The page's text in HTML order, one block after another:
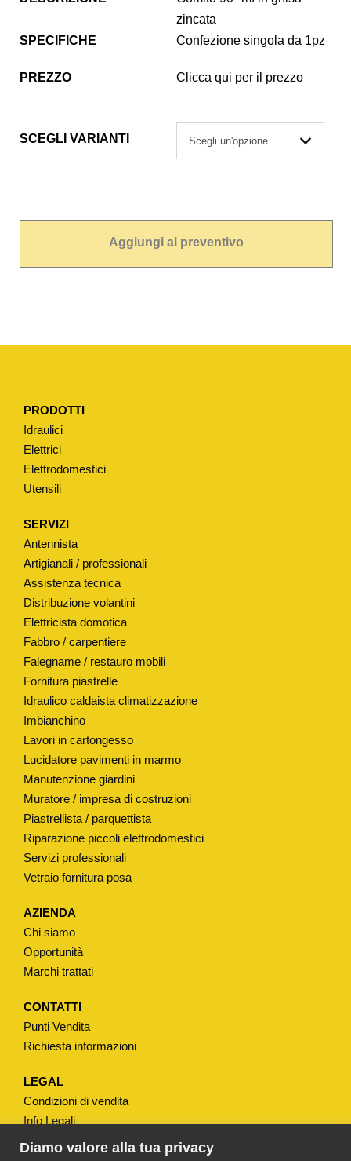
Diamo valore alla tua privacy
zincata
SPECIFICHE
Confezione singola da 1pz
PREZZO Clicca qui per il prezzo
SCEGLI VARIANTI
Aggiungi al preventivo
PRODOTTI
Idraulici
Elettrici
Elettrodomestici
Utensili
SERVIZI
Antennista
Artigianali / professionali
Assistenza tecnica
Distribuzione volantini
Elettricista domotica
Fabbro / carpentiere
Falegname / restauro mobili
Fornitura piastrelle
Idraulico caldaista climatizzazione
Imbianchino
Lavori in cartongesso
Lucidatore pavimenti in marmo
Manutenzione giardini
Muratore / impresa di costruzioni
Piastrellista / parquettista
Riparazione piccoli elettrodomestici
Servizi professionali
Vetraio fornitura posa
AZIENDA
Chi siamo
Opportunità
Marchi trattati
CONTATTI
Punti Vendita
Richiesta informazioni
LEGAL
Condizioni di vendita
Info Legali
Note Legali